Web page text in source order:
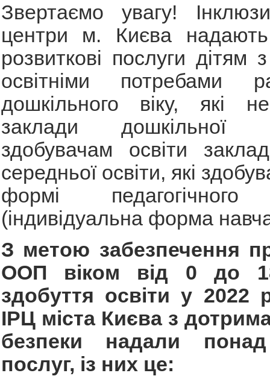
Звертаємо увагу!
центри м. Києва надають
розвиткові послуги дітям
освітніми потребами
дошкільного віку, які
заклади дошкільної
здобувачам освіти
середньої освіти, які
формі педагогічного
(індивідуальна форма
З метою забезпечення
ООП віком від 0 до
здобуття освіти у 2022
ІРЦ міста Києва з
безпеки надали
послуг, із них це: